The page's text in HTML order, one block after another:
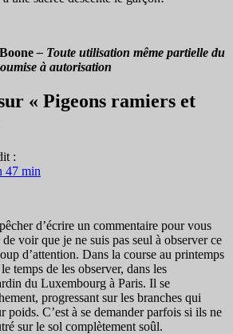
– Toute utilisation même partielle du
à autorisation
« Pigeons ramiers et
:
47 min
d’écrire un commentaire pour vous
voir que je ne suis pas seul à observer ce
d’attention. Dans la course au printemps
temps de les observer, dans les
du Luxembourg à Paris. Il se
progressant sur les branches qui
poids. C’est à se demander parfois si ils ne
sur le sol complètement soûl.